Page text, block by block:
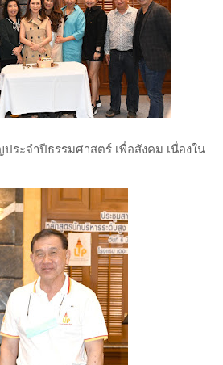
ระจำปีธรรมศาสตร์ เพื่อสังคม เนื่องใน